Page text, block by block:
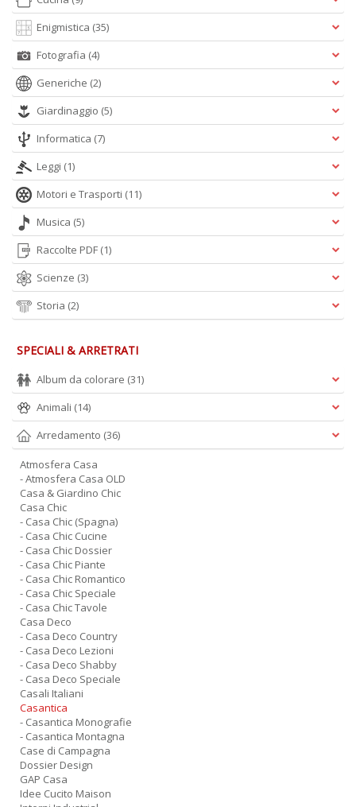
Enigmistica (35)
Fotografia (4)
Generiche (2)
Giardinaggio (5)
Informatica (7)
Leggi (1)
Motori e Trasporti (11)
Musica (5)
Raccolte PDF (1)
Scienze (3)
Storia (2)
SPECIALI & ARRETRATI
Album da colorare (31)
Animali (14)
Arredamento (36)
Atmosfera Casa
- Atmosfera Casa OLD
Casa & Giardino Chic
Casa Chic
- Casa Chic (Spagna)
- Casa Chic Cucine
- Casa Chic Dossier
- Casa Chic Piante
- Casa Chic Romantico
- Casa Chic Speciale
- Casa Chic Tavole
Casa Deco
- Casa Deco Country
- Casa Deco Lezioni
- Casa Deco Shabby
- Casa Deco Speciale
Casali Italiani
Casantica
- Casantica Monografie
- Casantica Montagna
Case di Campagna
Dossier Design
GAP Casa
Idee Cucito Maison